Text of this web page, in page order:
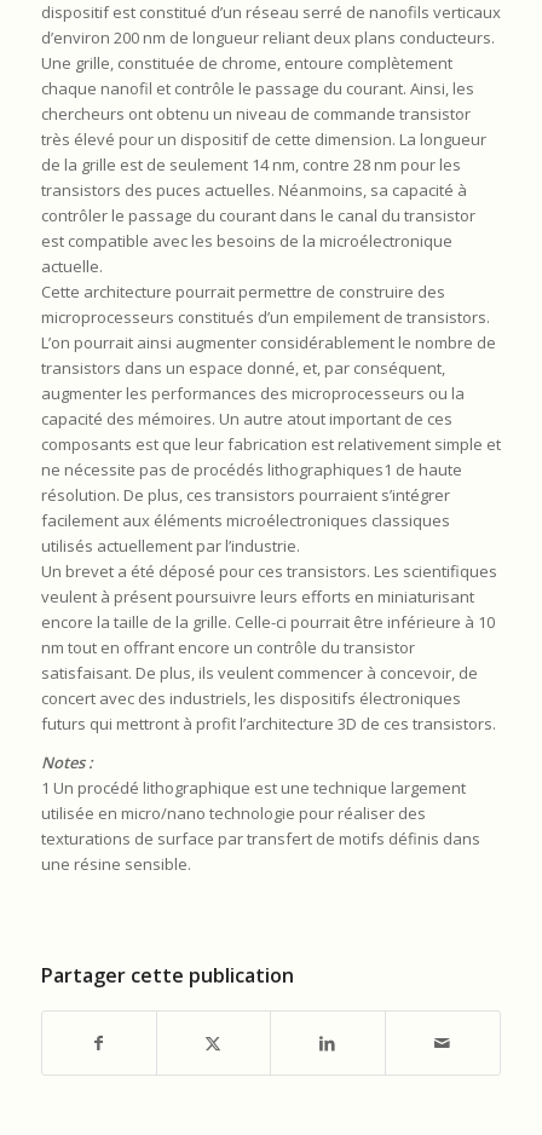
dispositif est constitué d’un réseau serré de nanofils verticaux
d’environ 200 nm de longueur reliant deux plans conducteurs.
Une grille, constituée de chrome, entoure complètement
chaque nanofil et contrôle le passage du courant. Ainsi, les
chercheurs ont obtenu un niveau de commande transistor
très élevé pour un dispositif de cette dimension. La longueur
de la grille est de seulement 14 nm, contre 28 nm pour les
transistors des puces actuelles. Néanmoins, sa capacité à
contrôler le passage du courant dans le canal du transistor
est compatible avec les besoins de la microélectronique
actuelle.
Cette architecture pourrait permettre de construire des
microprocesseurs constitués d’un empilement de transistors.
L’on pourrait ainsi augmenter considérablement le nombre de
transistors dans un espace donné, et, par conséquent,
augmenter les performances des microprocesseurs ou la
capacité des mémoires. Un autre atout important de ces
composants est que leur fabrication est relativement simple et
ne nécessite pas de procédés lithographiques1 de haute
résolution. De plus, ces transistors pourraient s’intégrer
facilement aux éléments microélectroniques classiques
utilisés actuellement par l’industrie.
Un brevet a été déposé pour ces transistors. Les scientifiques
veulent à présent poursuivre leurs efforts en miniaturisant
encore la taille de la grille. Celle-ci pourrait être inférieure à 10
nm tout en offrant encore un contrôle du transistor
satisfaisant. De plus, ils veulent commencer à concevoir, de
concert avec des industriels, les dispositifs électroniques
futurs qui mettront à profit l’architecture 3D de ces transistors.
Notes :
1 Un procédé lithographique est une technique largement
utilisée en micro/nano technologie pour réaliser des
texturations de surface par transfert de motifs définis dans
une résine sensible.
Partager cette publication